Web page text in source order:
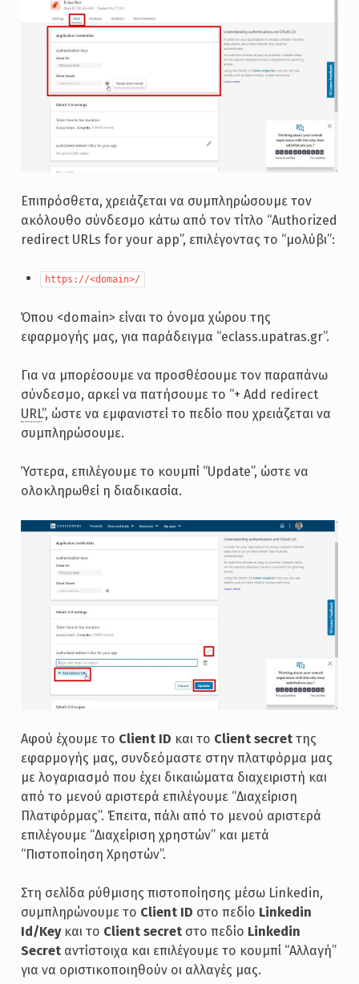
Επιπρόσθετα, χρειάζεται να συμπληρώσουμε τον
ακόλουθο σύνδεσμο κάτω από τον τίτλο “Authorized
redirect URLs for your app”, επιλέγοντας το “μολύβι”:
https://<domain>/
Όπου <domain> είναι το όνομα χώρου της
εφαρμογής μας, για παράδειγμα “eclass.upatras.gr”.
Για να μπορέσουμε να προσθέσουμε τον παραπάνω
σύνδεσμο, αρκεί να πατήσουμε το “+ Add redirect
URL”, ώστε να εμφανιστεί το πεδίο που χρειάζεται να
συμπληρώσουμε.
Ύστερα, επιλέγουμε το κουμπί “Update”, ώστε να
ολοκληρωθεί η διαδικασία.
Αφού έχουμε το Client ID και το Client secretτης
εφαρμογής μας, συνδεόμαστε στην πλατφόρμα μας
με λογαριασμό που έχει δικαιώματα διαχειριστή και
από το μενού αριστερά επιλέγουμε “Διαχείριση
Πλατφόρμας”. Έπειτα, πάλι από το μενού αριστερά
επιλέγουμε “Διαχείριση χρηστών” και μετά
“Πιστοποίηση Χρηστών”.
Στη σελίδα ρύθμισης πιστοποίησης μέσω Linkedin,
συμπληρώνουμε το Client ID στο πεδίο Linkedin
Id/Keyκαι το Client secretστο πεδίο Linkedin
Secretαντίστοιχα και επιλέγουμε το κουμπί “Αλλαγή”
για να οριστικοποιηθούν οι αλλαγές μας.